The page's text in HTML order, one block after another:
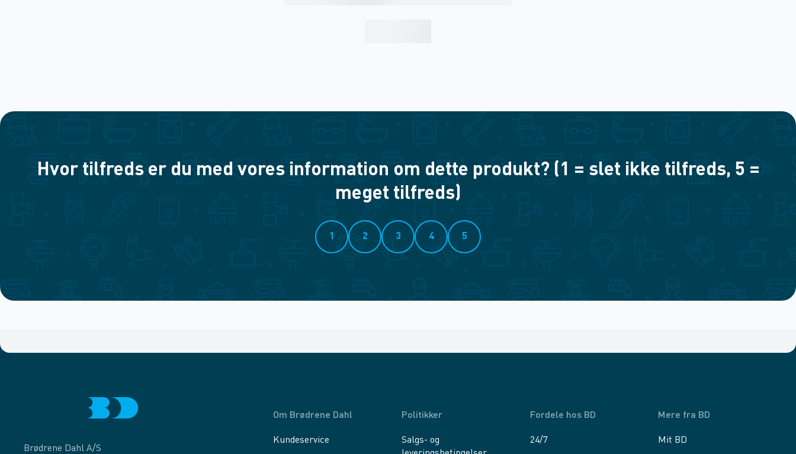
Hvor tilfreds er du med vores information om dette produkt? (1 = slet ikke tilfreds, 5 =
meget tilfreds)
1 2 3 4 5
Brødrene Dahl A/S
Om Brødrene Dahl
Kundeservice
Politikker
Salgs- og
Fordele hos BD
24/7
Mere fra BD
Mit BD